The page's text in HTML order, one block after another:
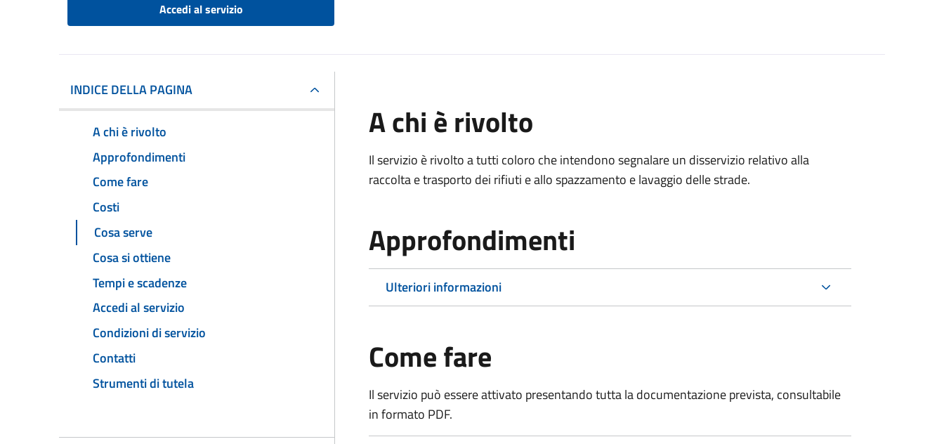
Accedi al servizio
INDICE DELLA PAGINA
A chi è rivolto
Approfondimenti
Come fare
Costi
Cosa serve
Cosa si ottiene
Tempi e scadenze
Accedi al servizio
Condizioni di servizio
Contatti
Strumenti di tutela
A chi è rivolto
Il servizio è rivolto a tutti coloro che intendono segnalare un disservizio relativo alla
raccolta e trasporto dei rifiuti e allo spazzamento e lavaggio delle strade.
Approfondimenti
Ulteriori informazioni
Come fare
Il servizio può essere attivato presentando tutta la documentazione prevista, consultabile
in formato PDF.